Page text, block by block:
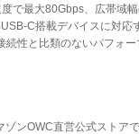
で最大80Gbps、広帯域
C搭載デバイスに対応
性と比類のないパフォー
ンOWC直営公式ストア